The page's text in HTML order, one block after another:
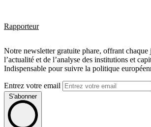
Rapporteur
Notre newsletter gratuite phare, offrant chaque
l’actualité et de l’analyse des institutions et
Indispensable pour suivre la politique
Entrez votre email
S'abonner